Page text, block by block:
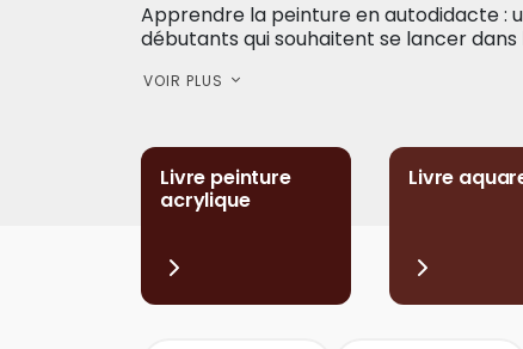
Apprendre la peinture en autodidacte :
débutants qui souhaitent se lancer dans
VOIR PLUS
Livre peinture
acrylique
Livre